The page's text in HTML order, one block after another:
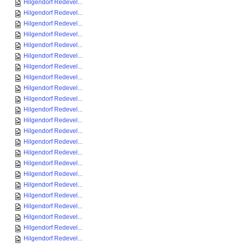
Hilgendorf Redevel...
Hilgendorf Redevel...
Hilgendorf Redevel...
Hilgendorf Redevel...
Hilgendorf Redevel...
Hilgendorf Redevel...
Hilgendorf Redevel...
Hilgendorf Redevel...
Hilgendorf Redevel...
Hilgendorf Redevel...
Hilgendorf Redevel...
Hilgendorf Redevel...
Hilgendorf Redevel...
Hilgendorf Redevel...
Hilgendorf Redevel...
Hilgendorf Redevel...
Hilgendorf Redevel...
Hilgendorf Redevel...
Hilgendorf Redevel...
Hilgendorf Redevel...
Hilgendorf Redevel...
Hilgendorf Redevel...
Hilgendorf Redevel...